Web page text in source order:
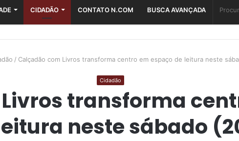
CIDADÃO CONTATO N.COM BUSCA AVANÇADA
/ Calçadão com Livros transforma centro em espaço de leitura neste
Cidadão
transforma
neste sábado